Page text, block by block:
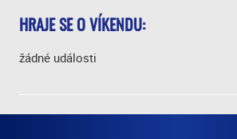
HRAJE SE O VÍKENDU:
žádné události